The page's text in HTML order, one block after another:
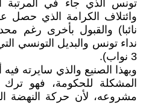
نائبا) والقبول بأخرى رغم
نداء تونس والبديل التونسي
3 نواب).
وبهذا الصنيع والذي سايرته
المشكلة للحكومة، فهو
مشروعه، لأن حركة النهضة